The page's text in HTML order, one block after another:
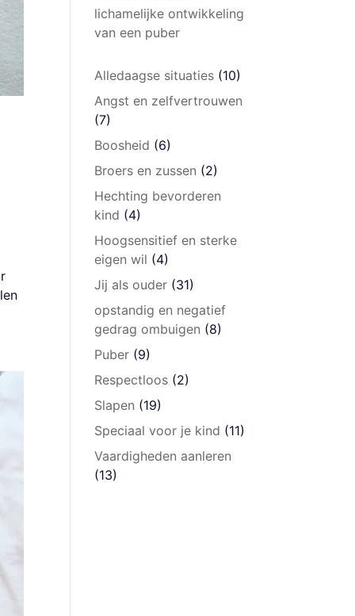
lichamelijke ontwikkeling
van een puber
Alledaagse situaties (10)
Angst en zelfvertrouwen
(7)
Boosheid (6)
Broers en zussen (2)
Hechting bevorderen
kind (4)
Hoogsensitief en sterke
eigen wil (4)
Jij als ouder (31)
opstandig en negatief
gedrag ombuigen (8)
Puber (9)
Respectloos (2)
Slapen (19)
Speciaal voor je kind (11)
Vaardigheden aanleren
(13)